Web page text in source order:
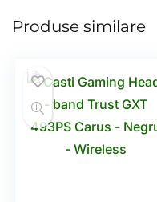
Produse similare